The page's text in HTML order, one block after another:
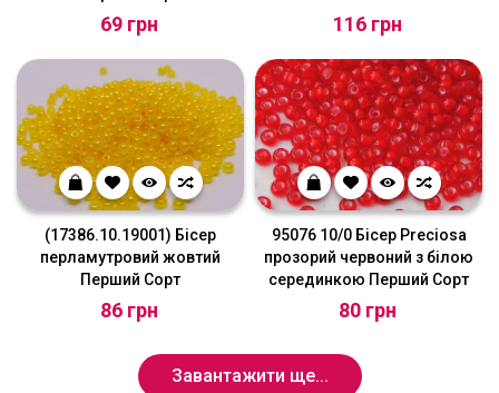
69 грн 116 грн
(17386.10.19001) Бісер
перламутровий жовтий
Перший Сорт
86 грн
95076 10/0 Бісер Preciosa
прозорий червоний з білою
серединкою Перший Сорт
80 грн
Завантажити ще...